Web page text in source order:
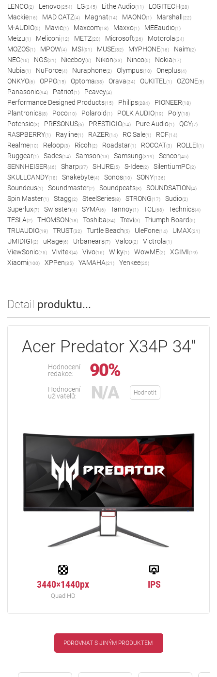
LENCO(2) Lenovo(254) LG(245) Lithe Audio(11) LOGITECH(28)
Mackie(16) MAD CATZ(4) Magnat(14) MAONO(1) Marshall (22)
M-AUDIO(5) Mavic(1) Maxcom(18) Maxxo(1) MEEaudio(1)
Meizu(1) Meliconi(12) METZ(20) Microsoft(26) Motorola(24)
MOZOS(1) MPOW(4) MSI(91) MUSE(32) MYPHONE(16) Naim(2)
NEC(16) NGS(21) Niceboy(6) Nikon(33) Ninco(5) Nokia(17)
Nubia(1) NuForce(4) Nuraphone(2) Olympus(10) Oneplus(4)
ONKYO(6) OPPO(15) Optoma(38) Orava(34) OUKITEL (1) OZONE(5)
Panasonic(94) Patriot(1) Peavey(4)
Performance Designed Products(15) Philips(284) PIONEER(18)
Plantronics(8) Poco(10) Polaroid(1) POLK AUDIO(19) Poly(18)
Potensic(3) PRESONUS(6) PRESTIGIO(14) Pure Audio(1) QCY(7)
RASPBERRY(1) Rayline(1) RAZER(14) RC Sale(1) RCF(14)
Realme(10) Reloop(3) Ricoh(2) Roadstar(1) ROCCAT(3) ROLLEI(1)
Ruggear(1) Sades(14) Samson(13) Samsung(319) Sencor(45)
SENNHEISER(46) Sharp(37) SHURE(5) S-Idee(2) SilentiumPC(2)
SKULLCANDY(18) Snakebyte(4) Sonos(10) SONY(136)
Soundeus(1) Soundmaster(2) Soundpeats(8) SOUNDSATION(4)
Spin Master(1) Stagg(2) SteelSeries(8) STRONG(17) Sudio(2)
Superlux(7) Swissten(4) SYMA(6) Tannoy(1) TCL (68) Technics(4)
TESLA(2) THOMSON(18) Toshiba(34) Trevi(3) Triumph Board(5)
TRUAUDIO(19) TRUST(32) Turtle Beach(5) UleFone(14) UMAX(21)
UMIDIGI(2) uRage(6) Urbanears(7) Valco(2) Victrola(1)
ViewSonic(75) Vivitek(4) Vivo(16) Wiky(1) WowME(2) XGIMI(19)
Xiaomi(100) XPPen(35) YAMAHA(21) Yenkee(25)
Detail produktu...
Acer Predator X34P 34"
Hodnocení
redakce:
90%
Hodnocení
uživatelů:
N/A Hodnotit
3440×1440px
Quad HD
IPS
POROVNAT S JINÝM PRODUKTEM